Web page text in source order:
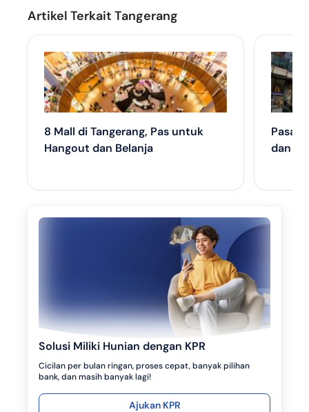
Artikel Terkait Tangerang
8 Mall di Tangerang, Pas untuk
Hangout dan Belanja
Pasar
dan 9
Solusi Miliki Hunian dengan KPR
Cicilan per bulan ringan, proses cepat, banyak pilihan
bank, dan masih banyak lagi!
Ajukan KPR